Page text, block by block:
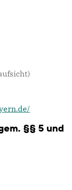
§§ 5 und